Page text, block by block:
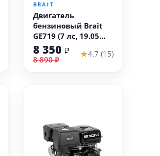
BRAIT
Двигатель
бензиновый Brait
GE719 (7 лс, 19.05
мм)
8 350 ₽
8 890 ₽ ★4.7 (15)